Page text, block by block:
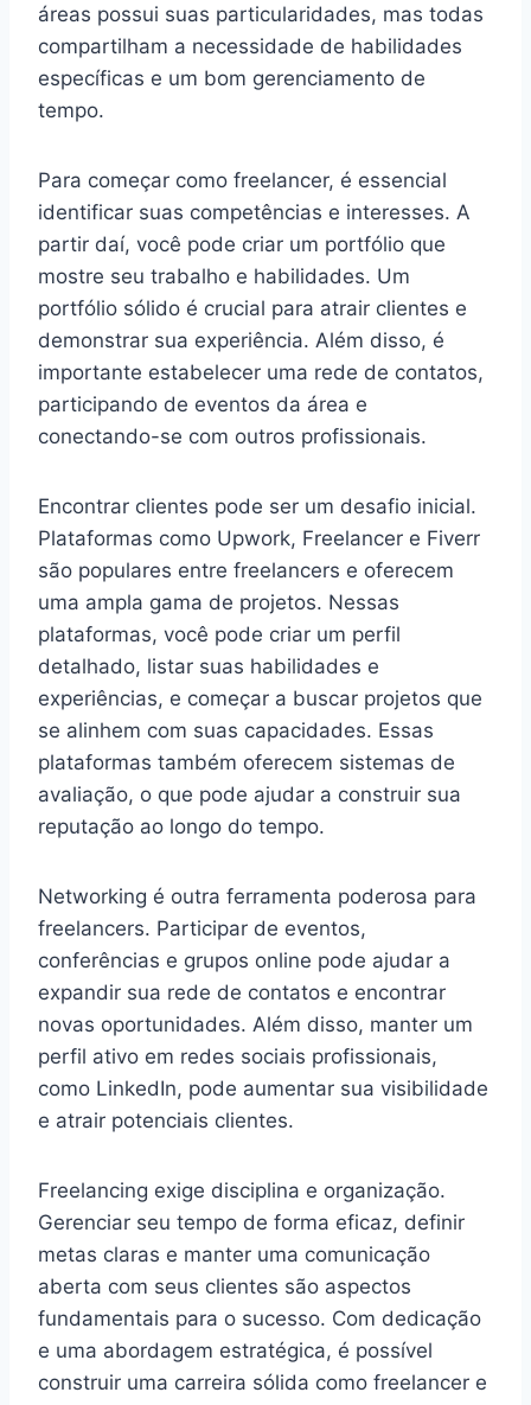
áreas possui suas particularidades, mas todas
compartilham a necessidade de habilidades
específicas e um bom gerenciamento de
tempo.
Para começar como freelancer, é essencial
identificar suas competências e interesses. A
partir daí, você pode criar um portfólio que
mostre seu trabalho e habilidades. Um
portfólio sólido é crucial para atrair clientes e
demonstrar sua experiência. Além disso, é
importante estabelecer uma rede de contatos,
participando de eventos da área e
conectando-se com outros profissionais.
Encontrar clientes pode ser um desafio inicial.
Plataformas como Upwork, Freelancer e Fiverr
são populares entre freelancers e oferecem
uma ampla gama de projetos. Nessas
plataformas, você pode criar um perfil
detalhado, listar suas habilidades e
experiências, e começar a buscar projetos que
se alinhem com suas capacidades. Essas
plataformas também oferecem sistemas de
avaliação, o que pode ajudar a construir sua
reputação ao longo do tempo.
Networking é outra ferramenta poderosa para
freelancers. Participar de eventos,
conferências e grupos online pode ajudar a
expandir sua rede de contatos e encontrar
novas oportunidades. Além disso, manter um
perfil ativo em redes sociais profissionais,
como LinkedIn, pode aumentar sua visibilidade
e atrair potenciais clientes.
Freelancing exige disciplina e organização.
Gerenciar seu tempo de forma eficaz, definir
metas claras e manter uma comunicação
aberta com seus clientes são aspectos
fundamentais para o sucesso. Com dedicação
e uma abordagem estratégica, é possível
construir uma carreira sólida como freelancer e